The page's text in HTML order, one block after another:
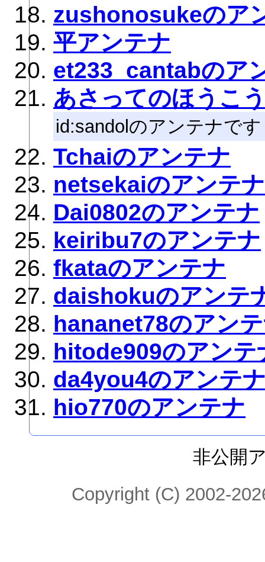
zushonosukeのア
平アンテナ
et233_cantabのア
あさってのほうこ
id:sandolのアンテナです
Tchaiのアンテナ
netsekaiのアンテナ
Dai0802のアンテナ
keiribu7のアンテナ
fkataのアンテナ
daishokuのアンテ
hananet78のアン
hitode909のアンテ
da4you4のアンテ
hio770のアンテナ
非公開
Copyright (C) 2002-